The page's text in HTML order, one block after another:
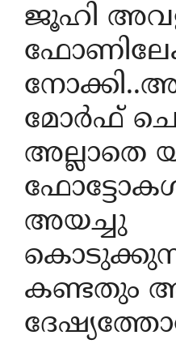
ജൂഹി
മോർഫ്
അല്ലാതെ
അയച്ചു
കണ്ടതും